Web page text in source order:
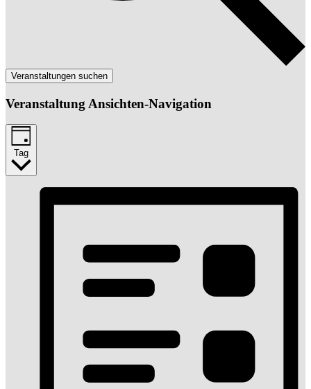
Veranstaltungen suchen
Veranstaltung Ansichten-Navigation
Tag